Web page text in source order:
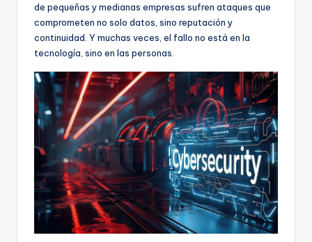
de pequeñas y medianas empresas sufren ataques que
comprometen no solo datos, sino reputación y
continuidad. Y muchas veces, el fallo no está en la
tecnología, sino en las personas.